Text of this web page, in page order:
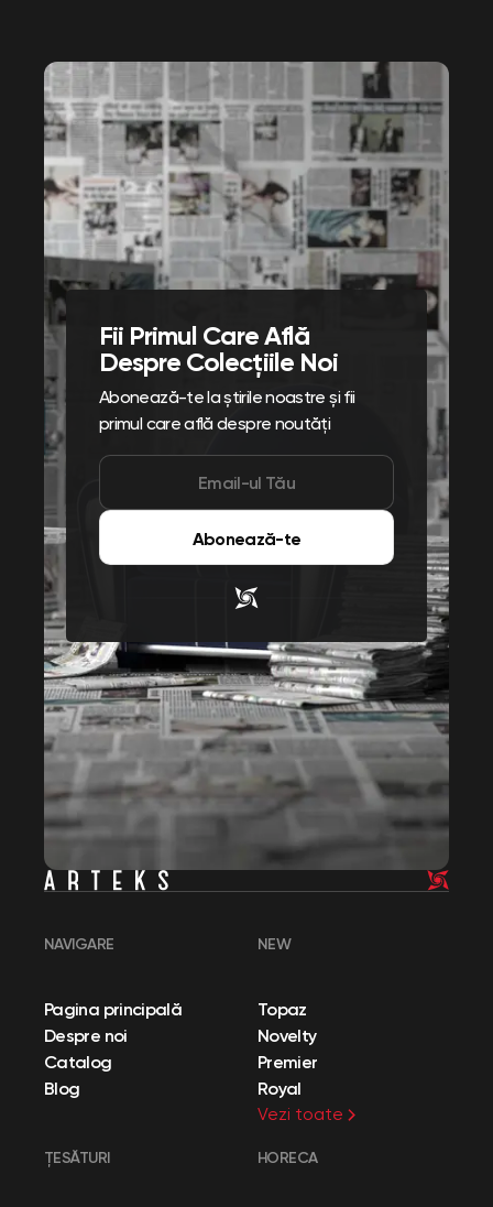
Fii Primul Care Află
Despre Colecțiile Noi
Abonează-te la știrile noastre și fii
primul care află despre noutăți
Abonează-te
NAVIGARE
Pagina principală
Despre noi
Catalog
Blog
NEW
Topaz
Novelty
Premier
Royal
Vezi toate
ȚESĂTURI HORECA